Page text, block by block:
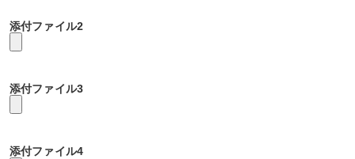
添付ファイル2
添付ファイル3
添付ファイル4